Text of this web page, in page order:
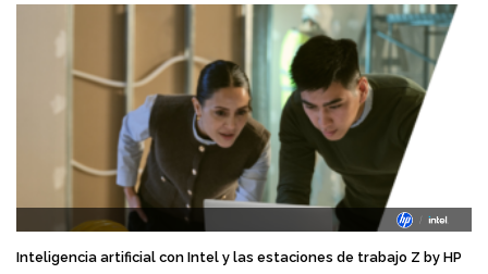
Inteligencia artificial con Intel y las estaciones de trabajo Z by HP